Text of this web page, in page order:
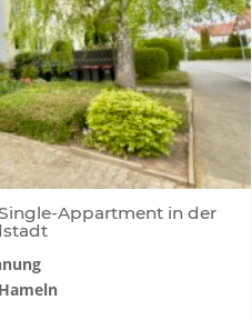
Appartment in der